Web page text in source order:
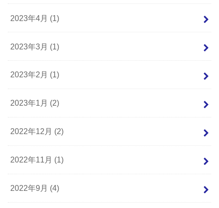
2023年4月 (1)
2023年3月 (1)
2023年2月 (1)
2023年1月 (2)
2022年12月 (2)
2022年11月 (1)
2022年9月 (4)